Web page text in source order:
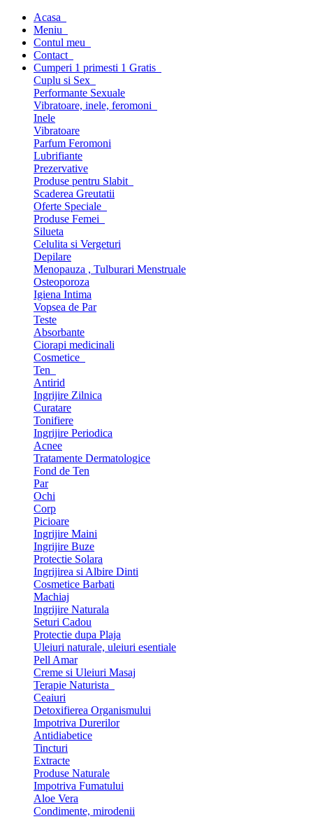
Acasa
Meniu
Contul meu
Contact
Cumperi 1 primesti 1 Gratis
Cuplu si Sex
Performante Sexuale
Vibratoare, inele, feromoni
Inele
Vibratoare
Parfum Feromoni
Lubrifiante
Prezervative
Produse pentru Slabit
Scaderea Greutatii
Oferte Speciale
Produse Femei
Silueta
Celulita si Vergeturi
Depilare
Menopauza , Tulburari Menstruale
Osteoporoza
Igiena Intima
Vopsea de Par
Teste
Absorbante
Ciorapi medicinali
Cosmetice
Ten
Antirid
Ingrijire Zilnica
Curatare
Tonifiere
Ingrijire Periodica
Acnee
Tratamente Dermatologice
Fond de Ten
Par
Ochi
Corp
Picioare
Ingrijire Maini
Ingrijire Buze
Protectie Solara
Ingrijirea si Albire Dinti
Cosmetice Barbati
Machiaj
Ingrijire Naturala
Seturi Cadou
Protectie dupa Plaja
Uleiuri naturale, uleiuri esentiale
Pell Amar
Creme si Uleiuri Masaj
Terapie Naturista
Ceaiuri
Detoxifierea Organismului
Impotriva Durerilor
Antidiabetice
Tincturi
Extracte
Produse Naturale
Impotriva Fumatului
Aloe Vera
Condimente, mirodenii